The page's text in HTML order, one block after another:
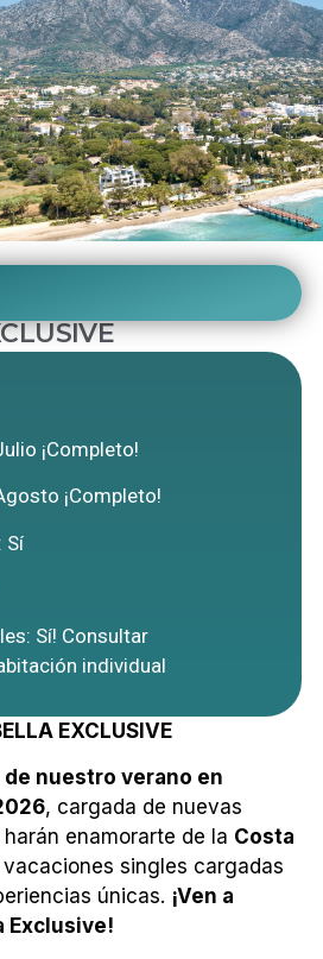
¡Completo!
¡Completo!
Sí
Sí! Consultar
individual
EXCLUSIVE
nuestro verano en
, cargada de nuevas
enamorarte de la Costa
singles cargadas
únicas. ¡Ven a
Exclusive!